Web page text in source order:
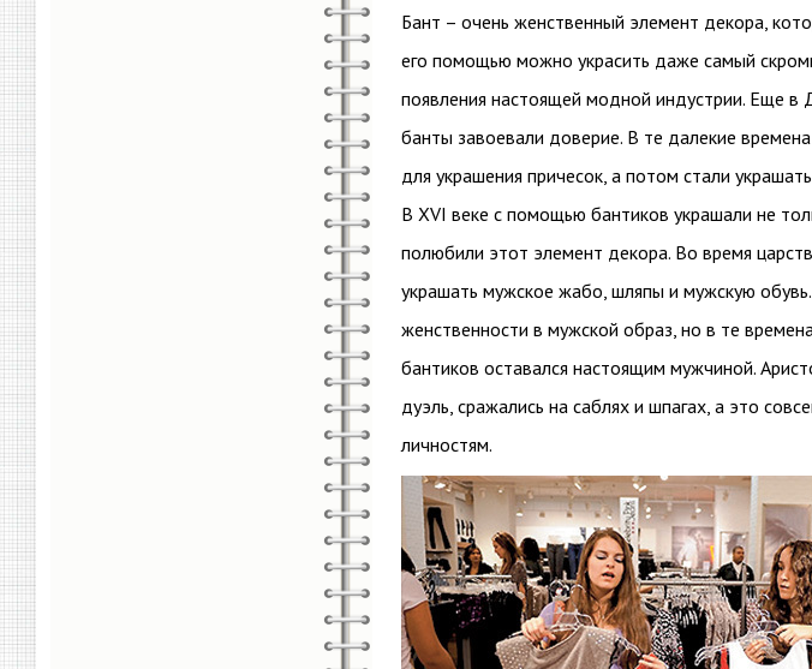
Бант – очень женственный элемент декора,
его помощью можно украсить даже самый
появления настоящей модной индустрии. Еще в
банты завоевали доверие. В те далекие
для украшения причесок, а потом стали
В XVI веке с помощью бантиков украшали не
полюбили этот элемент декора. Во время
украшать мужское жабо, шляпы и мужскую
женственности в мужской образ, но в те
бантиков оставался настоящим мужчиной.
дуэль, сражались на саблях и шпагах, а это
личностям.